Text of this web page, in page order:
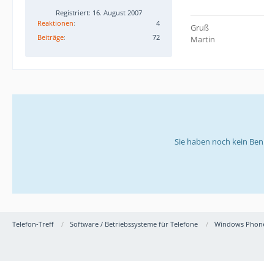
Telefon-Treff Software / Betriebssysteme für Telefone Windows
Registriert: 16. August 2007
Reaktionen
4
Beiträge
72
Gruß
Martin
Sie haben noch kein